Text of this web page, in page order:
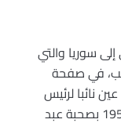
سوريا والتي
في صفحة
نائبا لرئيس
الجمهورية “صلينا الجمعة بتاريخ 14 مارس 1958 بصحبة عبد